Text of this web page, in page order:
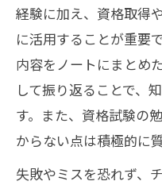
経験に加え、資格取得
に活用することが重要
内容をノートにまとめ
して振り返ることで、
す。また、資格試験の
からない点は積極的に
失敗やミスを恐れず、